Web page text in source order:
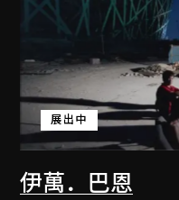
伊萬．巴恩
展出中